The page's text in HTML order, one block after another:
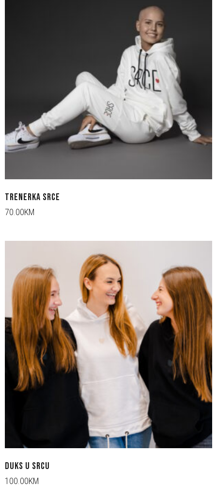
TRENERKA SRCE
70.00KM
DUKS U SRCU
100.00KM